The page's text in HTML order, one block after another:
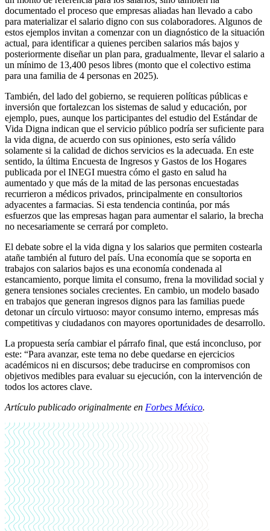
documentado el proceso que empresas aliadas han llevado a cabo
para materializar el salario digno con sus colaboradores. Algunos de
estos ejemplos invitan a comenzar con un diagnóstico de la situación
actual, para identificar a quienes perciben salarios más bajos y
posteriormente diseñar un plan para, gradualmente, llevar el salario a
un mínimo de 13,400 pesos libres (monto que el colectivo estima
para una familia de 4 personas en 2025).
También, del lado del gobierno, se requieren políticas públicas e
inversión que fortalezcan los sistemas de salud y educación, por
ejemplo, pues, aunque los participantes del estudio del Estándar de
Vida Digna indican que el servicio público podría ser suficiente para
la vida digna, de acuerdo con sus opiniones, esto sería válido
solamente si la calidad de dichos servicios es la adecuada. En este
sentido, la última Encuesta de Ingresos y Gastos de los Hogares
publicada por el INEGI muestra cómo el gasto en salud ha
aumentado y que más de la mitad de las personas encuestadas
recurrieron a médicos privados, principalmente en consultorios
adyacentes a farmacias. Si esta tendencia continúa, por más
esfuerzos que las empresas hagan para aumentar el salario, la brecha
no necesariamente se cerrará por completo.
El debate sobre el la vida digna y los salarios que permiten costearla
atañe también al futuro del país. Una economía que se soporta en
trabajos con salarios bajos es una economía condenada al
estancamiento, porque limita el consumo, frena la movilidad social y
genera tensiones sociales crecientes. En cambio, un modelo basado
en trabajos que generan ingresos dignos para las familias puede
detonar un círculo virtuoso: mayor consumo interno, empresas más
competitivas y ciudadanos con mayores oportunidades de desarrollo.
La propuesta sería cambiar el párrafo final, que está inconcluso, por
este: “Para avanzar, este tema no debe quedarse en ejercicios
académicos ni en discursos; debe traducirse en compromisos con
objetivos medibles para evaluar su ejecución, con la intervención de
todos los actores clave.
Artículo publicado originalmente en Forbes México.